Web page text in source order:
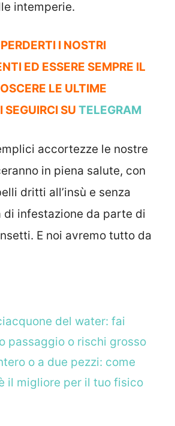
intemperie.
I NOSTRI
ED ESSERE SEMPRE IL
LE ULTIME
SEGUIRCI SU TELEGRAM
accortezze le nostre
in piena salute, con
dritti all’insù e senza
di infestazione da parte di
E noi avremo tutto da
del water: fai
passaggio o rischi grosso
o a due pezzi: come
il migliore per il tuo fisico